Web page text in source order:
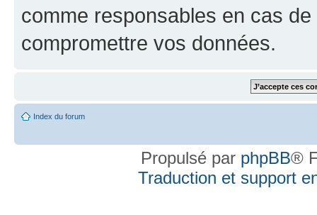
comme responsables en cas
compromettre vos données.
Index du forum
Propulsé par phpBB®
Traduction et support